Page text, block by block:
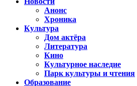
Анонс
Хроника
Культура
Дом актёра
Литература
Кино
Культурное наследие
Парк культуры и чтения
Образование